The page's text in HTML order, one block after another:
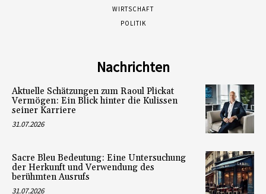
WIRTSCHAFT
POLITIK
Nachrichten
Aktuelle Schätzungen zum Raoul Plickat
Vermögen: Ein Blick hinter die Kulissen
seiner Karriere
31.07.2026
Sacre Bleu Bedeutung: Eine Untersuchung
der Herkunft und Verwendung des
berühmten Ausrufs
31.07.2026